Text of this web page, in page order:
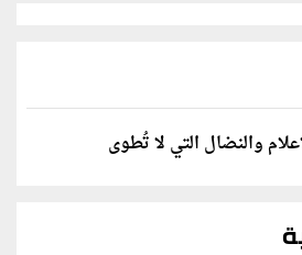
والنضال التي لا تُطوى